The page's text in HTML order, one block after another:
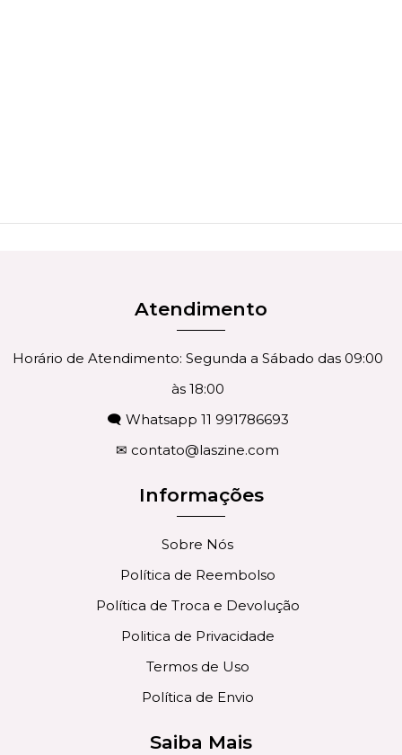
Atendimento
Horário de Atendimento: Segunda a Sábado das 09:00
às 18:00
🗨 Whatsapp 11 991786693
✉ contato@laszine.com
Informações
Sobre Nós
Política de Reembolso
Política de Troca e Devolução
Politica de Privacidade
Termos de Uso
Política de Envio
Saiba Mais